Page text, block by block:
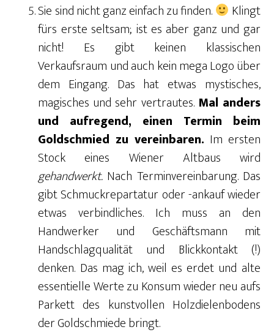
Sie sind nicht ganz einfach zu finden.
Klingt
fürs erste seltsam; ist es aber ganz und gar
nicht! Es gibt keinen klassischen
Verkaufsraum und auch kein mega Logo über
dem Eingang. Das hat etwas mystisches,
magisches und sehr vertrautes. Mal anders
und aufregend, einen Termin beim
Goldschmied zu vereinbaren. Im ersten
Stock eines Wiener Altbaus wird
gehandwerkt. Nach Terminvereinbarung. Das
gibt Schmuckrepartatur oder -ankauf wieder
etwas verbindliches. Ich muss an den
Handwerker und Geschäftsmann mit
Handschlagqualität und Blickkontakt (!)
denken. Das mag ich, weil es erdet und alte
essentielle Werte zu Konsum wieder neu aufs
Parkett des kunstvollen Holzdielenbodens
der Goldschmiede bringt.